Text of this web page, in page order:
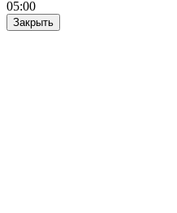
05:00
Закрыть